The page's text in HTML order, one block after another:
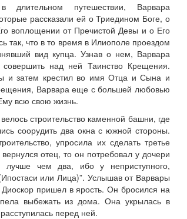
путешествии, Варвара
рассказали ей о Триедином Боге, о
воплощении от Пречистой Девы и о Его
так, что в то время в Илиополе проездом
вид купца. Узнав о нем, Варвара
над ней Таинство Крещения.
и затем крестил во имя Отца и Сына и
Варвара еще с большей любовью
всю свою жизнь.
строительство каменной башни, где
соорудить два окна с южной стороны.
упросила их сделать третье
отец, то он потребовал у дочери
лучше чем два, ибо у неприступного,
или Лица)”. Услышав от Варвары
Диоскор пришел в ярость. Он бросился на
выбежать из дома. Она укрылась в
перед ней.